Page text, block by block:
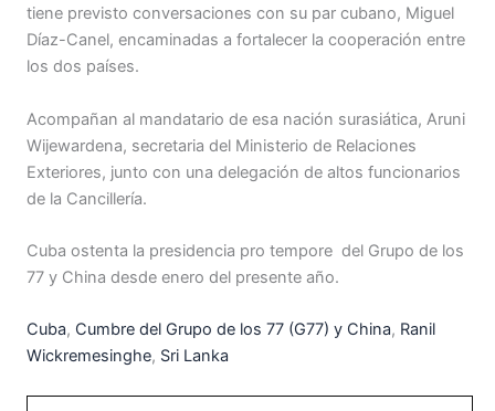
tiene previsto conversaciones con su par cubano, Miguel
Díaz-Canel, encaminadas a fortalecer la cooperación entre
los dos países.
Acompañan al mandatario de esa nación surasiática, Aruni
Wijewardena, secretaria del Ministerio de Relaciones
Exteriores, junto con una delegación de altos funcionarios
de la Cancillería.
Cuba ostenta la presidencia pro tempore del Grupo de los
77 y China desde enero del presente año.
Cuba, Cumbre del Grupo de los 77 (G77) y China, Ranil
Wickremesinghe, Sri Lanka